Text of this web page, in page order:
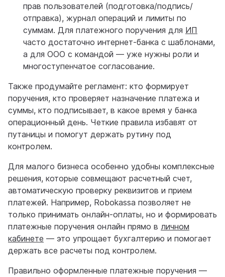
прав пользователей (подготовка/подпись/
отправка), журнал операций и лимиты по
суммам. Для платежного поручения для ИП
часто достаточно интернет-банка с шаблонами,
а для ООО с командой — уже нужны роли и
многоступенчатое согласование.
Также продумайте регламент: кто формирует
поручения, кто проверяет назначение платежа и
суммы, кто подписывает, в какое время у банка
операционный день. Четкие правила избавят от
путаницы и помогут держать рутину под
контролем.
Для малого бизнеса особенно удобны комплексные
решения, которые совмещают расчетный счет,
автоматическую проверку реквизитов и прием
платежей. Например, Robokassa позволяет не
только принимать онлайн-оплаты, но и формировать
платежные поручения онлайн прямо в личном
кабинете — это упрощает бухгалтерию и помогает
держать все расчеты под контролем.
Правильно оформленные платежные поручения —